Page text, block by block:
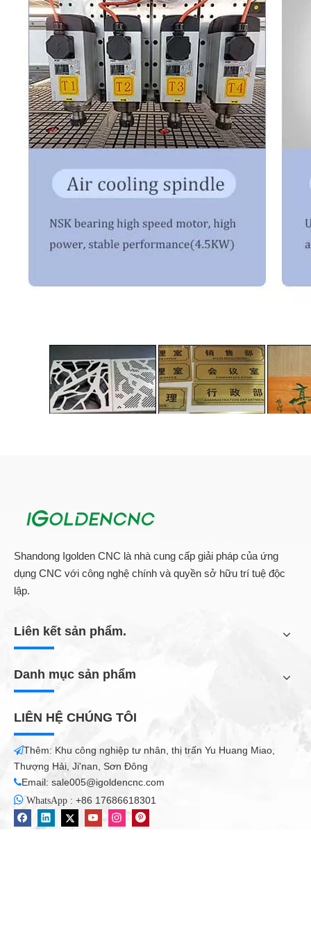
Shandong Igolden CNC là nhà cung cấp giải pháp của ứng
dụng CNC với công nghệ chính và quyền sở hữu trí tuệ độc
lập.
Liên kết sản phẩm.
Danh mục sản phẩm
LIÊN HỆ CHÚNG TÔI
Thêm: Khu công nghiệp tư nhân, thị trấn Yu Huang Miao,
Thượng Hải, Ji'nan, Sơn Đông
Email: sale005@igoldencnc.com
 WhatsApp : +86 17686618301